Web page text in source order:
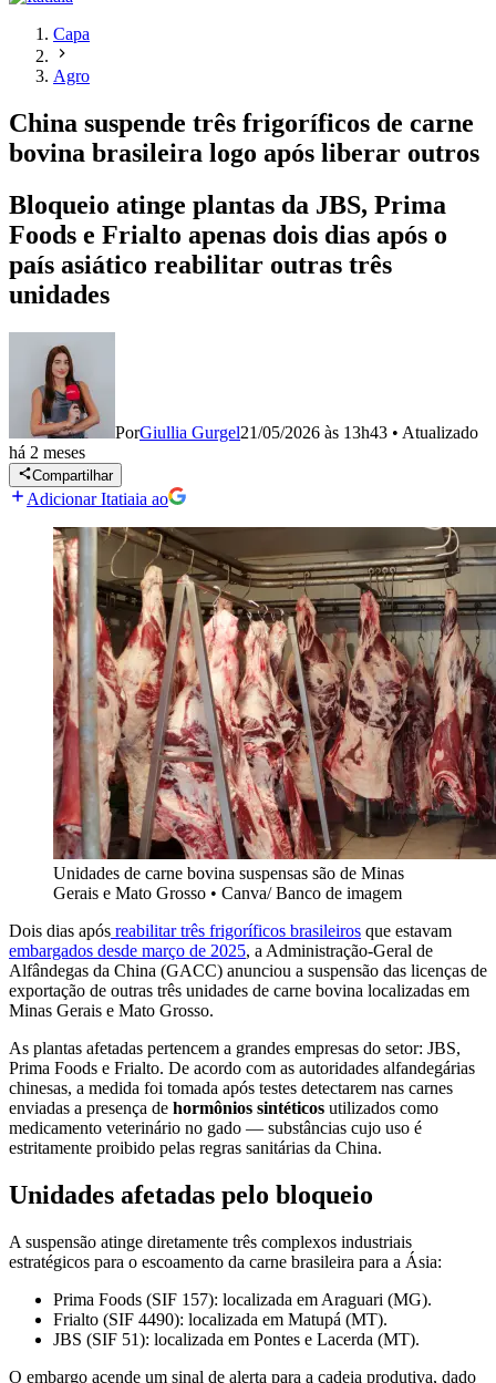
Capa
Agro
China suspende três frigoríficos de carne
bovina brasileira logo após liberar outros
Bloqueio atinge plantas da JBS, Prima
Foods e Frialto apenas dois dias após o
país asiático reabilitar outras três
unidades
PorGiullia Gurgel21/05/2026 às 13h43 • Atualizado
há 2 meses
Compartilhar
Adicionar Itatiaia ao
Unidades de carne bovina suspensas são de Minas
Gerais e Mato Grosso • Canva/ Banco de imagem
Dois dias após reabilitar três frigoríficos brasileiros que estavam
embargados desde março de 2025, a Administração-Geral de
Alfândegas da China (GACC) anunciou a suspensão das licenças de
exportação de outras três unidades de carne bovina localizadas em
Minas Gerais e Mato Grosso.
As plantas afetadas pertencem a grandes empresas do setor: JBS,
Prima Foods e Frialto. De acordo com as autoridades alfandegárias
chinesas, a medida foi tomada após testes detectarem nas carnes
enviadas a presença de hormônios sintéticos utilizados como
medicamento veterinário no gado — substâncias cujo uso é
estritamente proibido pelas regras sanitárias da China.
Unidades afetadas pelo bloqueio
A suspensão atinge diretamente três complexos industriais
estratégicos para o escoamento da carne brasileira para a Ásia:
Prima Foods (SIF 157): localizada em Araguari (MG).
Frialto (SIF 4490): localizada em Matupá (MT).
JBS (SIF 51): localizada em Pontes e Lacerda (MT).
O embargo acende um sinal de alerta para a cadeia produtiva, dado